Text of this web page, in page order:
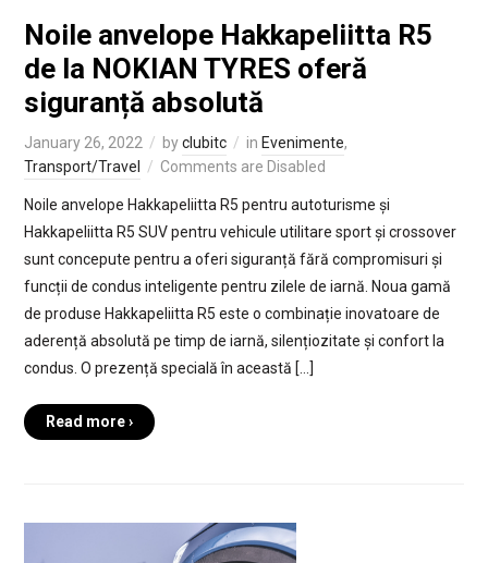
Noile anvelope Hakkapeliitta R5
de la NOKIAN TYRES oferă
siguranță absolută
January 26, 2022 byclubitc in Evenimente,
Transport/Travel
Comments are Disabled
Noile anvelope Hakkapeliitta R5 pentru autoturisme și
Hakkapeliitta R5 SUV pentru vehicule utilitare sport și crossover
sunt concepute pentru a oferi siguranță fără compromisuri și
funcții de condus inteligente pentru zilele de iarnă. Noua gamă
de produse Hakkapeliitta R5 este o combinație inovatoare de
aderență absolută pe timp de iarnă, silențiozitate și confort la
condus. O prezență specială în această […]
Read more ›